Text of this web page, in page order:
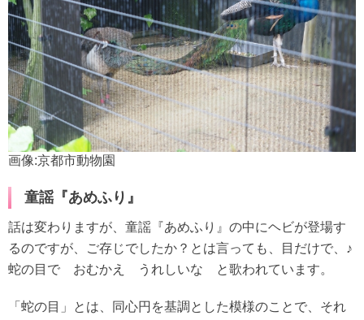
画像:京都市動物園
童謡『あめふり』
話は変わりますが、童謡『あめふり』の中にヘビが登場す
るのですが、ご存じでしたか？とは言っても、目だけで、♪
蛇の目で おむかえ うれしいな と歌われています。
「蛇の目」とは、同心円を基調とした模様のことで、それ